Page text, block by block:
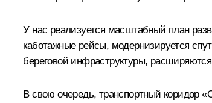
У нас реализуется масштабный план
каботажные рейсы, модернизируется
береговой инфраструктуры,
В свою очередь, транспортный коридор